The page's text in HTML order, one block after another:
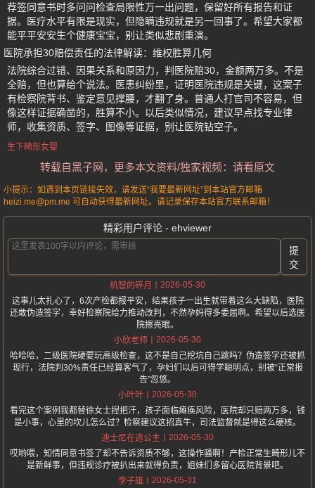
荐签同意书时多问问检查局限性万一出问题，保留好所有报告和证
据。医疗水平有限是现实，但隐瞒违规就是另一回事了。希望大家都
能平平安安生个健康宝宝，别让类似悲剧重演。
医院承担30赔偿责任的法律解读：维权胜算几何
法院综合过错、因果关系和原因力，判医院赔30，金额两万多。不是
全赔，但也算给个说法。医患纠纷里，证明医院违规是关键，这案子
有检察院背书、鉴定意见撑腰，才翻了身。普通人打官司不容易，但
像这样证据确凿的，胜算不小。以后类似情况，建议早点找专业律
师，收集资质、签字、图像等证据，别让医院钻空子。
生下畸形女婴
转载自黑子网，更多本文资料/独家视频：请看原文
小提示：如遇到本页链接失效，请发送“我要最新网址”到本站官方邮箱
heizi.me@pm.me 可自动获得最新网址。请记录保存本站官方联系邮箱！
精彩用户评论 - ehviewer
提
交
机智的碎月
2026-05-30
这事儿太扎心了，6次产检都报平安，结果孩子一出生就带着这么大缺陷，医院
还敢伪造签字，幸好检察院给力推动改判，不然孕妈得多委屈啊。希望以后选医
院擦亮眼。
小欣老师
2026-05-30
哈哈哈，二级医院硬要玩高级检查，这不是自己挖坑自己跳吗？伪造签字还被抓
现行，法院判30%责任已经算客气了，孕妇们以后可得学聪明点，别被“正常报
告”忽悠。
小叶叶
2026-05-30
看完这个案例我都替徐女士捏把汗，孩子面临瘫痪风险，医院却只赔两万多，钱
是小事，心里的坎儿怎么过？检察建议这招真牛，司法监督就是得这么硬核。
迪士尼在逃公主
2026-05-30
哎哟喂，知情同意书签了却不告诉资质不够，这操作骚啊！产检正常生畸形儿不
是新鲜事，但违规诊疗被扒出来就得负责，姐妹们多留心医院背景吧。
李子雄
2026-05-31